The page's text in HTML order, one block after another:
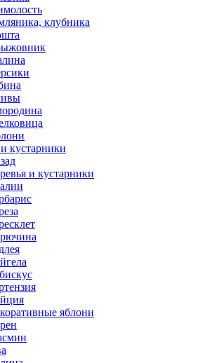
клубника
кустарники
и кустарники
яблони